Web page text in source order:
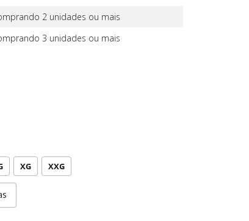
2 unidades ou mais
3 unidades ou mais
XG XXG